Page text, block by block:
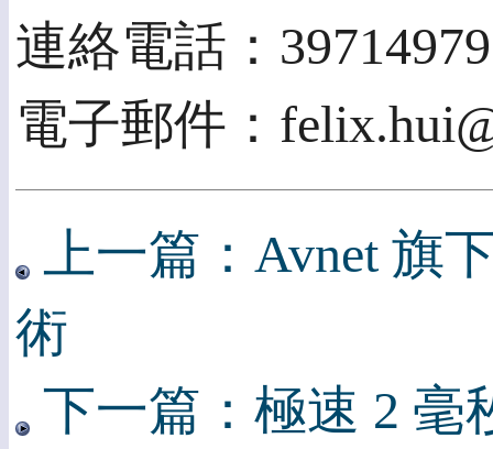
連絡電話：39714979
電子郵件：
上一篇：Avnet 旗
術
下一篇：極速 2 毫